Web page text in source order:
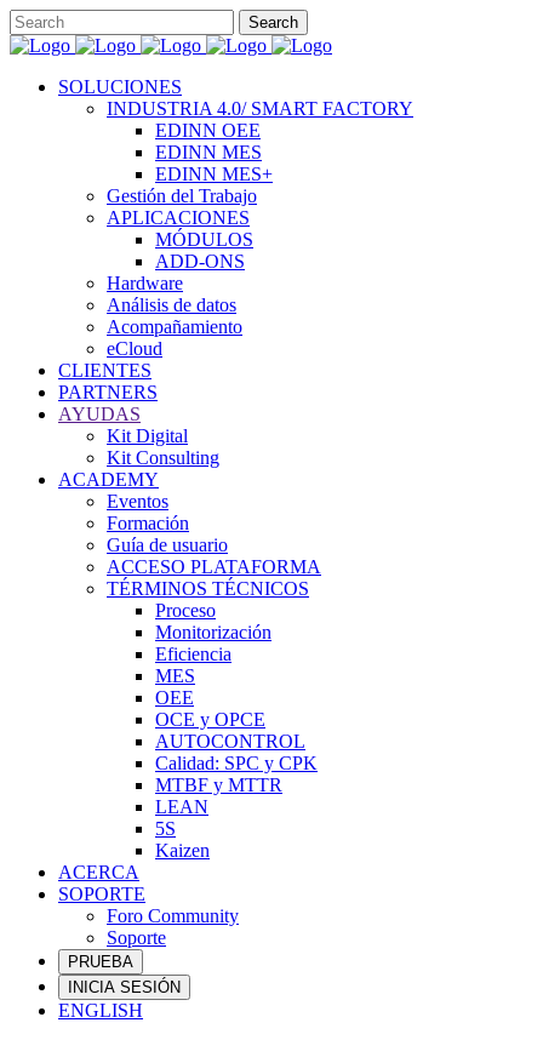
SOLUCIONES
INDUSTRIA 4.0/ SMART FACTORY
EDINN OEE
EDINN MES
EDINN MES+
Gestión del Trabajo
APLICACIONES
MÓDULOS
ADD-ONS
Hardware
Análisis de datos
Acompañamiento
eCloud
CLIENTES
PARTNERS
AYUDAS
Kit Digital
Kit Consulting
ACADEMY
Eventos
Formación
Guía de usuario
ACCESO PLATAFORMA
TÉRMINOS TÉCNICOS
Proceso
Monitorización
Eficiencia
MES
OEE
OCE y OPCE
AUTOCONTROL
Calidad: SPC y CPK
MTBF y MTTR
LEAN
5S
Kaizen
ACERCA
SOPORTE
Foro Community
Soporte
PRUEBA
INICIA SESIÓN
ENGLISH